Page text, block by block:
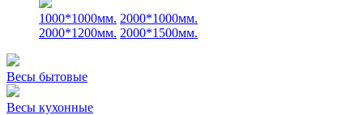
1000*1000мм. 2000*1000мм.
2000*1200мм. 2000*1500мм.
Весы бытовые
Весы кухонные